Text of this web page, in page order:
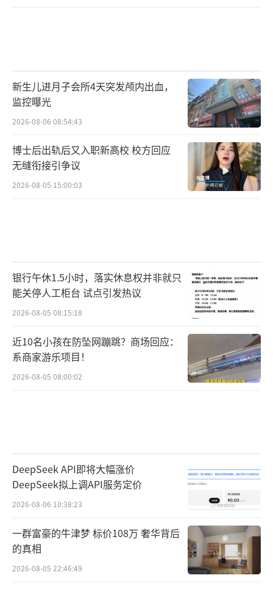
新生儿进月子会所4天突发颅内出血，
监控曝光
2026-08-06 08:54:43
博士后出轨后又入职新高校 校方回应
无缝衔接引争议
2026-08-05 15:00:03
银行午休1.5小时，落实休息权并非就只
能关停人工柜台 试点引发热议
2026-08-05 08:15:18
近10名小孩在防坠网蹦跳？商场回应：
系商家游乐项目！
2026-08-05 08:00:02
DeepSeek API即将大幅涨价
DeepSeek拟上调API服务定价
2026-08-06 10:38:23
一群富豪的牛津梦 标价108万 奢华背后
的真相
2026-08-05 22:46:49